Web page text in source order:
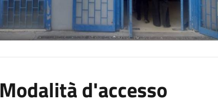
Modalità d'accesso